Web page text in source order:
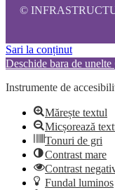
©
Sari la conținut
Deschide bara de unelte
Instrumente de
Mărește textul
Micșorează
Tonuri de gri
Contrast mare
Contrast
Fundal luminos